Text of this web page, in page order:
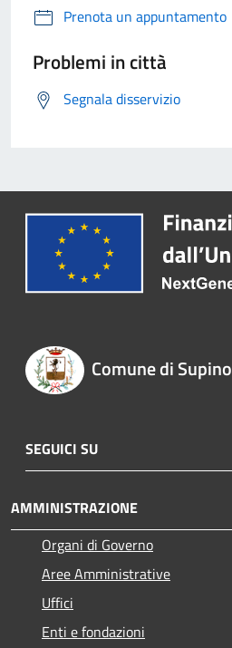
Prenota un appuntamento
Problemi in città
Segnala disservizio
Comune di Supino
SEGUICI SU
AMMINISTRAZIONE
Organi di Governo
Aree Amministrative
Uffici
Enti e fondazioni